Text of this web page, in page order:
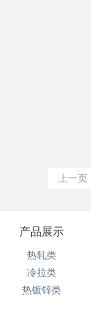
上一页
产品展示
热轧类
冷拉类
热镀锌类